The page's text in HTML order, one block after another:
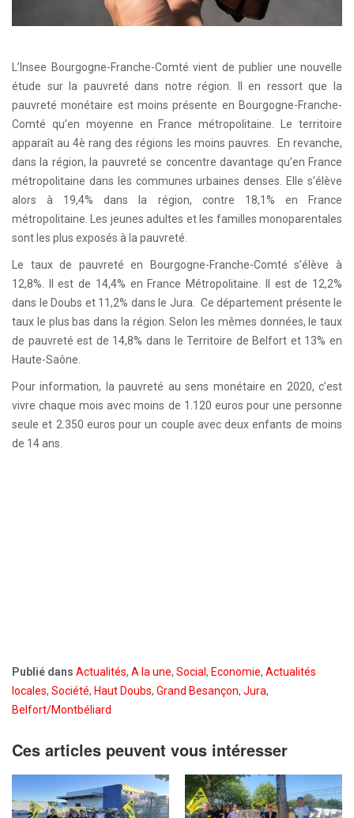
L’Insee Bourgogne-Franche-Comté vient de publier une nouvelle
étude sur la pauvreté dans notre région. Il en ressort que la
pauvreté monétaire est moins présente en Bourgogne-Franche-
Comté qu’en moyenne en France métropolitaine. Le territoire
apparaît au 4è rang des régions les moins pauvres. En revanche,
dans la région, la pauvreté se concentre davantage qu’en France
métropolitaine dans les communes urbaines denses. Elle s’élève
alors à 19,4% dans la région, contre 18,1% en France
métropolitaine. Les jeunes adultes et les familles monoparentales
sont les plus exposés à la pauvreté.
Le taux de pauvreté en Bourgogne-Franche-Comté s’élève à
12,8%. Il est de 14,4% en France Métropolitaine. Il est de 12,2%
dans le Doubs et 11,2% dans le Jura. Ce département présente le
taux le plus bas dans la région. Selon les mêmes données, le taux
de pauvreté est de 14,8% dans le Territoire de Belfort et 13% en
Haute-Saône.
Pour information, la pauvreté au sens monétaire en 2020, c’est
vivre chaque mois avec moins de 1.120 euros pour une personne
seule et 2.350 euros pour un couple avec deux enfants de moins
de 14 ans.
Publié dans Actualités, A la une, Social, Economie, Actualités
locales, Société, Haut Doubs, Grand Besançon, Jura,
Belfort/Montbéliard
Ces articles peuvent vous intéresser